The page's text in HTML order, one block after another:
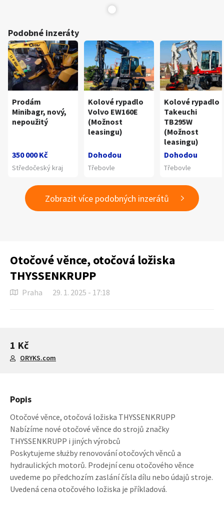
Podobné inzeráty
Prodám
Minibagr, nový,
nepoužitý
350 000 Kč
Středočeský kraj
Kolové rypadlo
Volvo EW160E
(Možnost
leasingu)
Dohodou
Třebovle
Kolové rypadlo
Takeuchi
TB295W
(Možnost
leasingu)
Dohodou
Třebovle
Zobrazit více podobných inzerátů
Otočové věnce, otočová ložiska
THYSSENKRUPP
Praha 29. 1. 2025 - 17:18
1 Kč
ORYKS.com
Popis
Otočové věnce, otočová ložiska THYSSENKRUPP
Nabízíme nové otočové věnce do strojů značky
THYSSENKRUPP i jiných výrobců
Poskytujeme służby renovování otočových věnců a
hydraulických motorů. Prodejní cenu otočového věnce
uvedeme po předchozím zaslání čísla dílu nebo údajů stroje.
Uvedená cena otočového ložiska je příkladová.